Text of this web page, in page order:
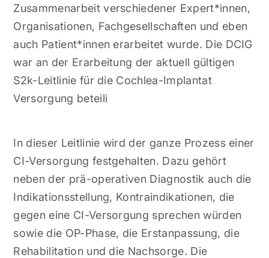
Zusammenarbeit verschiedener Expert*innen,
Organisationen, Fachgesellschaften und eben
auch Patient*innen erarbeitet wurde. Die DCIG
war an der Erarbeitung der aktuell gültigen
S2k-Leitlinie für die Cochlea-Implantat
Versorgung beteili
In dieser Leitlinie wird der ganze Prozess einer
CI-Versorgung festgehalten. Dazu gehört
neben der prä-operativen Diagnostik auch die
Indikationsstellung, Kontraindikationen, die
gegen eine CI-Versorgung sprechen würden
sowie die OP-Phase, die Erstanpassung, die
Rehabilitation und die Nachsorge. Die